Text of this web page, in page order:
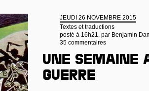
JEUDI 26 NOVEMBRE 2015
Textes et traductions
posté à 16h21, par Benjamin
35 commentaires
Une semaine
guerre